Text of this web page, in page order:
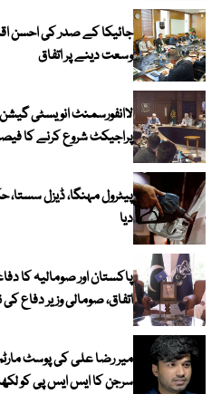
جائیکا کے صدر کی احسن
وسعت دینے پر اتفاق
لاانفورسمنٹ انویسٹی
پراجیکٹ شروع کرنے کا
پیٹرول مہنگا، ڈیزل
دیا
پاکستان اور صومالیہ کا
اتفاق، صومالی وزیر دفاع کی
میر رضا علی کی پوسٹ
سرجن کا ایس ایس پی کو